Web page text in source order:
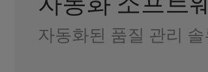
자동화된 품질 관리